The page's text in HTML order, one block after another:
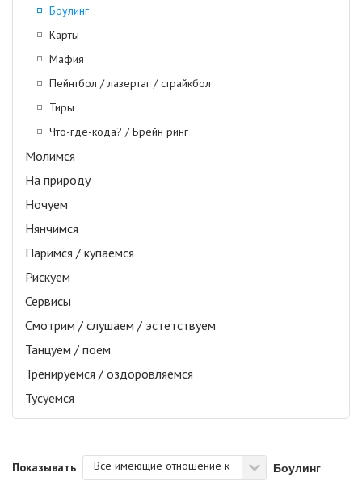
Боулинг
Карты
Мафия
Пейнтбол / лазертаг / страйкбол
Тиры
Что-где-кода? / Брейн ринг
Молимся
На природу
Ночуем
Нянчимся
Паримся / купаемся
Рискуем
Сервисы
Смотрим / слушаем / эстетствуем
Танцуем / поем
Тренируемся / оздоровляемся
Тусуемся
Показывать Все имеющие отношение к Боулинг